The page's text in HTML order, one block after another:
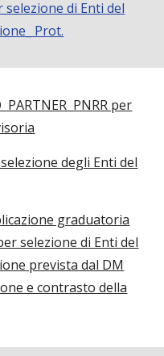
di Enti del
Prot.
PARTNER PNRR per
degli Enti del
graduatoria
selezione di Enti del
prevista dal DM
e contrasto della